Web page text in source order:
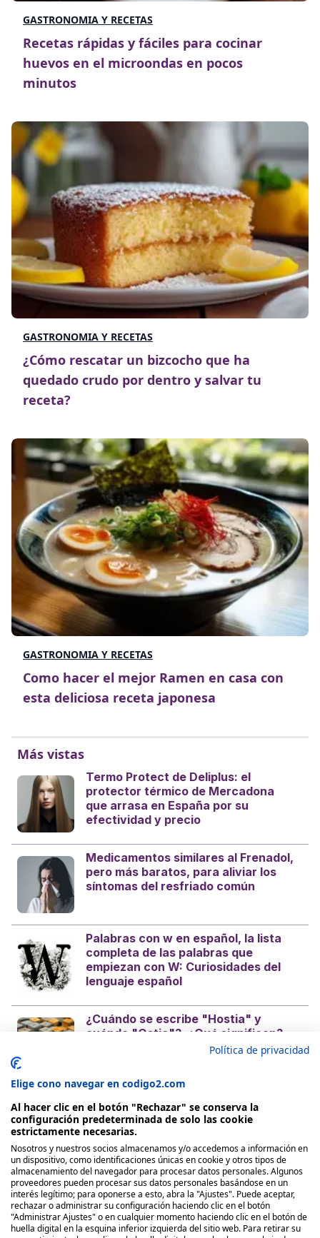
GASTRONOMIA Y RECETAS
Recetas rápidas y fáciles para cocinar
huevos en el microondas en pocos
minutos
GASTRONOMIA Y RECETAS
¿Cómo rescatar un bizcocho que ha
quedado crudo por dentro y salvar tu
receta?
GASTRONOMIA Y RECETAS
Como hacer el mejor Ramen en casa con
esta deliciosa receta japonesa
Más vistas
Termo Protect de Deliplus: el
protector térmico de Mercadona
que arrasa en España por su
efectividad y precio
Medicamentos similares al Frenadol,
pero más baratos, para aliviar los
síntomas del resfriado común
Palabras con w en español, la lista
completa de las palabras que
empiezan con W: Curiosidades del
lenguaje español
¿Cuándo se escribe "Hostia" y
cuándo "Ostia"?, ¿Qué significan?
¿Es con H o sin H? Curiosidades del
Nosotros
Quienes Somos
Políticas de publicación
Política de privacidad
Elige cono navegar en codigo2.com
Al hacer clic en el botón "Rechazar" se conserva la
configuración predeterminada de solo las cookie
estrictamente necesarias.
Nosotros y nuestros socios almacenamos y/o accedemos a información en
un dispositivo, como identificaciones únicas en cookie y otros tipos de
almacenamiento del navegador para procesar datos personales. Algunos
proveedores pueden procesar sus datos personales basándose en un
interés legítimo; para oponerse a esto, abra la "Ajustes". Puede aceptar,
rechazar o administrar su configuración haciendo clic en el botón
"Administrar Ajustes" o en cualquier momento haciendo clic en el botón de
huella digital en la esquina inferior izquierda del sitio web. Para retirar su